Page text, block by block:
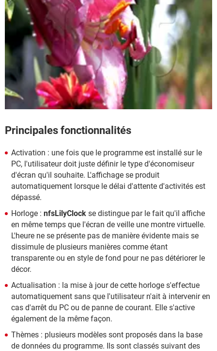
Principales fonctionnalités
Activation : une fois que le programme est installé sur le
PC, l'utilisateur doit juste définir le type d'économiseur
d'écran qu'il souhaite. L'affichage se produit
automatiquement lorsque le délai d'attente d'activités est
dépassé.
Horloge : nfsLilyClock se distingue par le fait qu'il affiche
en même temps que l'écran de veille une montre virtuelle.
L'heure ne se présente pas de manière évidente mais se
dissimule de plusieurs manières comme étant
transparente ou en style de fond pour ne pas détériorer le
décor.
Actualisation : la mise à jour de cette horloge s'effectue
automatiquement sans que l'utilisateur n'ait à intervenir en
cas d'arrêt du PC ou de panne de courant. Elle s'active
également de la même façon.
Thèmes : plusieurs modèles sont proposés dans la base
de données du programme. Ils sont classés suivant des